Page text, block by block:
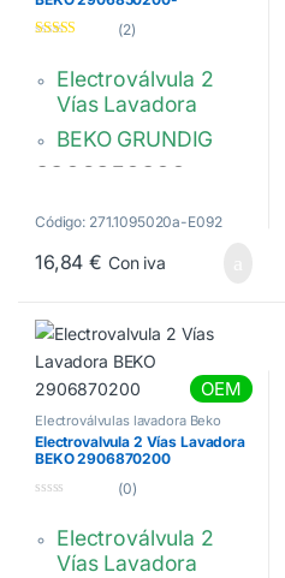
(2)
Electroválvula 2
Vías Lavadora
BEKO GRUNDIG
2906850200
Código: 271.1095020a-E092
16,84€ Con iva
OEM
Electroválvulas lavadora Beko
Electrovalvula 2 Vías Lavadora
BEKO 2906870200
e
(0)
Electroválvula 2
Vías Lavadora